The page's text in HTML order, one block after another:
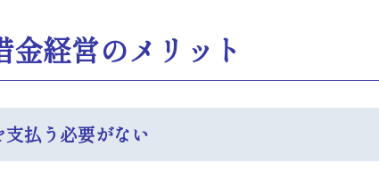
金経営のメリット
支払う必要がない